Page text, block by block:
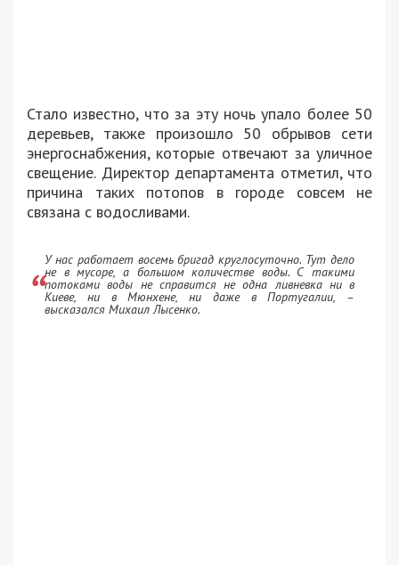
Стало известно, что за эту ночь упало более 50
деревьев, также произошло 50 обрывов сети
энергоснабжения, которые отвечают за уличное
свещение. Директор департамента отметил, что
причина таких потопов в городе совсем не
связана с водосливами.
У нас работает восемь бригад круглосуточно. Тут дело
не в мусоре, а большом количестве воды. С такими
потоками воды не справится не одна ливневка ни в
Киеве, ни в Мюнхене, ни даже в Португалии, –
высказался Михаил Лысенко.